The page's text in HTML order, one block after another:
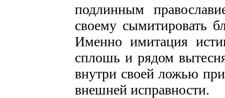
подлинным
своему сымитировать
Именно имитация
сплошь и рядом
внутри своей ложью
внешней исправности.